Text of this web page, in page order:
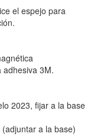
el espejo para
adhesiva 3M.
2023, fijar a la base
a la base)